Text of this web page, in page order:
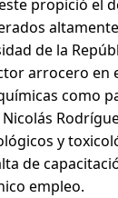
propició
de la
arrocero en
como
y
de
empleo.